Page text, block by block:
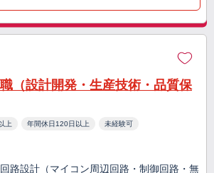
（設計開発・生産技術・品質保
上 年間休日120日以上 未経験可
路設計（マイコン周辺回路・制御回路・無